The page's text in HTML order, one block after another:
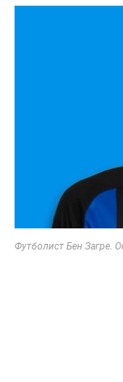
Футболист Бен Загре.